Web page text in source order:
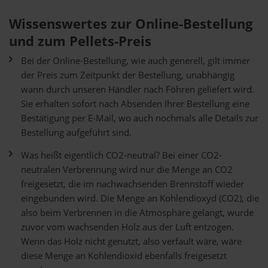
Wissenswertes zur Online-Bestellung
und zum Pellets-Preis
Bei der Online-Bestellung, wie auch generell, gilt immer
der Preis zum Zeitpunkt der Bestellung, unabhängig
wann durch unseren Händler nach Föhren geliefert wird.
Sie erhalten sofort nach Absenden Ihrer Bestellung eine
Bestätigung per E-Mail, wo auch nochmals alle Details zur
Bestellung aufgeführt sind.
Was heißt eigentlich CO2-neutral? Bei einer CO2-
neutralen Verbrennung wird nur die Menge an CO2
freigesetzt, die im nachwachsenden Brennstoff wieder
eingebunden wird. Die Menge an Kohlendioxyd (CO2), die
also beim Verbrennen in die Atmosphäre gelangt, wurde
zuvor vom wachsenden Holz aus der Luft entzogen.
Wenn das Holz nicht genutzt, also verfault wäre, wäre
diese Menge an Kohlendioxid ebenfalls freigesetzt